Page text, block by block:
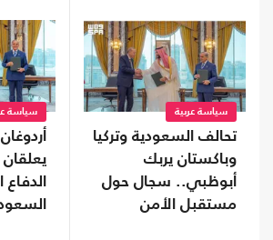
سياسة عربية
تحالف السعودية وتركيا
وباكستان يربك
أبوظبي.. سجال حول
مستقبل الأمن
سياسة